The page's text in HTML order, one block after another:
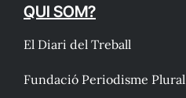
QUI SOM?
El Diari del Treball
Fundació Periodisme Plural